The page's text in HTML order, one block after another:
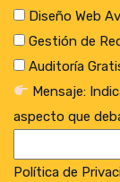
Diseño Web
Gestión de
Auditoría
Mensaje:
aspecto que
Política de